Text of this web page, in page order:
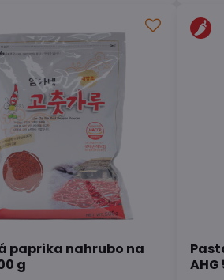
paprika nahrubo na
g
AHG